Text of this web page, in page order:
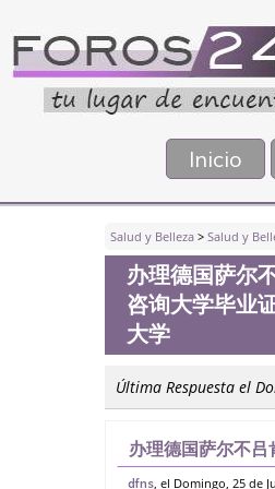
Inicio
Salud y Belleza > Salud y
办理德国萨尔
咨询大学毕业
大学
Última Respuesta el
办理德国萨尔不
业证办理&留学回
dfns, el Domingo, 25 de